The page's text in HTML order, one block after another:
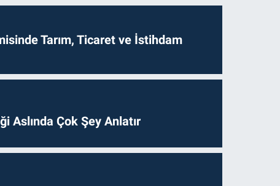
Tarım, Ticaret ve İstihdam
Aslında Çok Şey Anlatır